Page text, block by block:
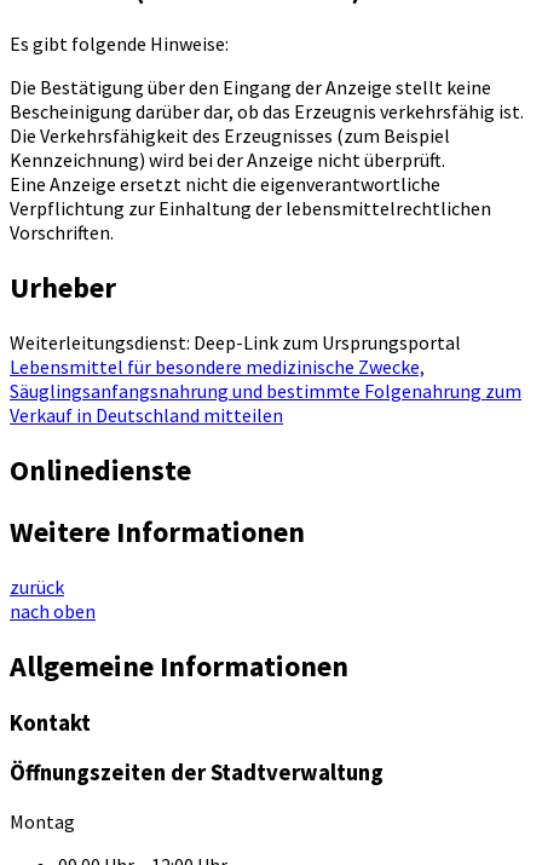
Es gibt folgende Hinweise:
Die Bestätigung über den Eingang der Anzeige stellt keine
Bescheinigung darüber dar, ob das Erzeugnis verkehrsfähig ist.
Die Verkehrsfähigkeit des Erzeugnisses (zum Beispiel
Kennzeichnung) wird bei der Anzeige nicht überprüft.
Eine Anzeige ersetzt nicht die eigenverantwortliche
Verpflichtung zur Einhaltung der lebensmittelrechtlichen
Vorschriften.
Urheber
Weiterleitungsdienst: Deep-Link zum Ursprungsportal
Lebensmittel für besondere medizinische Zwecke,
Säuglingsanfangsnahrung und bestimmte Folgenahrung zum
Verkauf in Deutschland mitteilen
Onlinedienste
Weitere Informationen
zurück
nach oben
Allgemeine Informationen
Kontakt
Öffnungszeiten der Stadtverwaltung
Montag